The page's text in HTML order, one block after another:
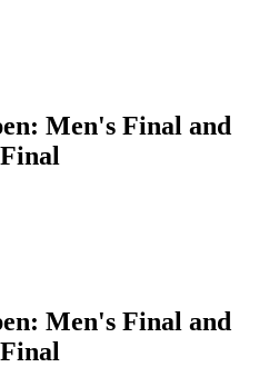
Men's Final and
Men's Final and